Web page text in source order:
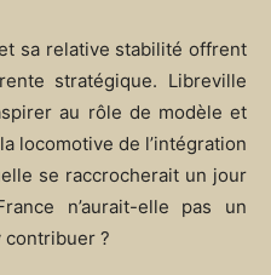
sa relative stabilité offrent
stratégique. Libreville
au rôle de modèle et
locomotive de l’intégration
se raccrocherait un jour
n’aurait-elle pas un
contribuer ?